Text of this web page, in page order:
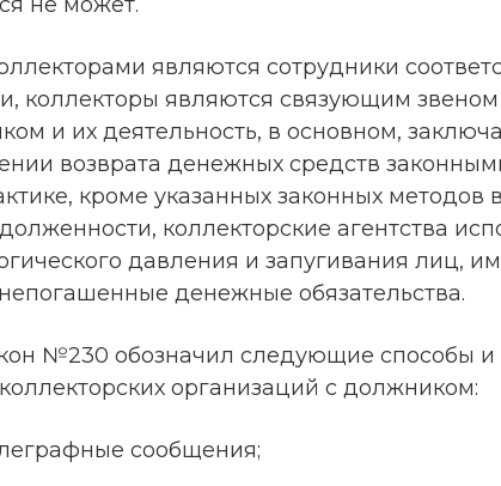
являются сотрудники
коллекторы являются связующим
и их деятельность, в основном,
возврата денежных средств
кроме указанных законных методов
коллекторские агентства
давления и запугивания лиц,
денежные обязательства.
№230 обозначил следующие способы и
организаций с должником:
сообщения;